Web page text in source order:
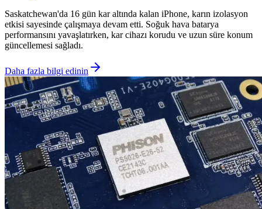
Saskatchewan'da 16 gün kar altında kalan iPhone, karın izolasyon
etkisi sayesinde çalışmaya devam etti. Soğuk hava batarya
performansını yavaşlatırken, kar cihazı korudu ve uzun süre konum
güncellemesi sağladı.
Daha fazla bilgi edinin